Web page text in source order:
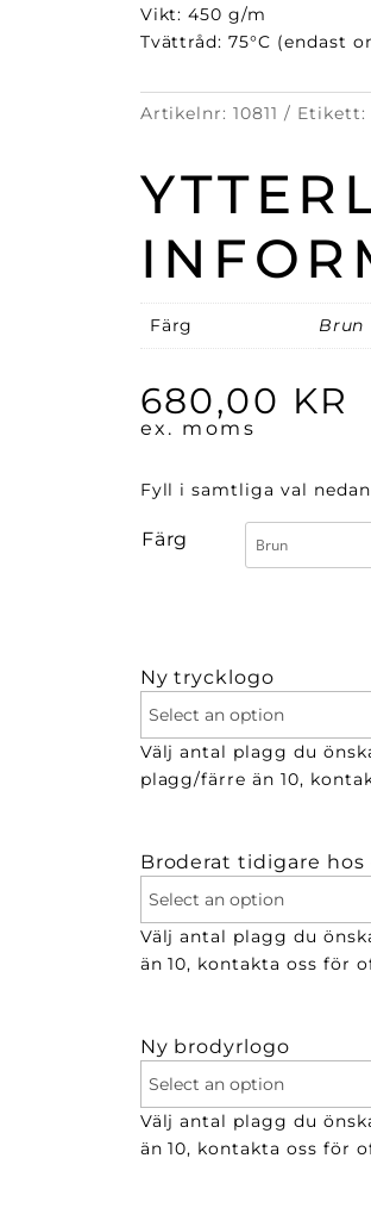
Vikt: 450 g/m
Tvättråd: 75°C (endast
Artikelnr:10811 Etikett:
Färg Brun
680,00 KR
ex. moms
Fyll i samtliga val
Färg
Ny trycklogo
Välj antal plagg du
plagg/färre än 10,
Broderat tidigare hos
Välj antal plagg du
än 10, kontakta oss för
Ny brodyrlogo
Välj antal plagg du
än 10, kontakta oss för